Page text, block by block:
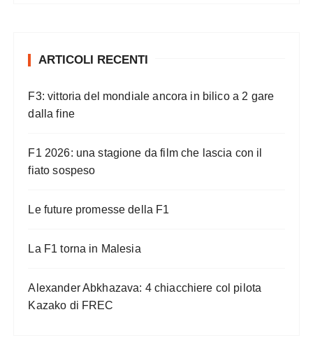
ARTICOLI RECENTI
F3: vittoria del mondiale ancora in bilico a 2 gare
dalla fine
F1 2026: una stagione da film che lascia con il
fiato sospeso
Le future promesse della F1
La F1 torna in Malesia
Alexander Abkhazava: 4 chiacchiere col pilota
Kazako di FREC